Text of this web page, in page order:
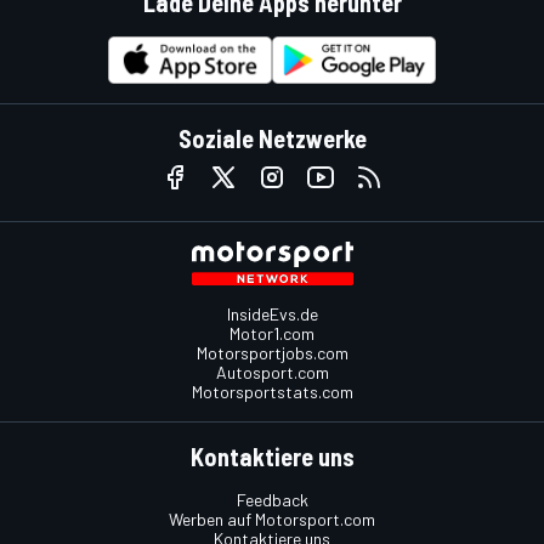
Soziale Netzwerke
InsideEvs.de
Motor1.com
Motorsportjobs.com
Autosport.com
Motorsportstats.com
Kontaktiere uns
Feedback
Werben auf Motorsport.com
Kontaktiere uns